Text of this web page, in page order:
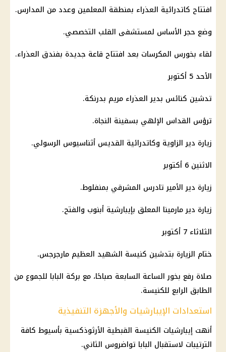
افتتاح كاتدرائية العذراء بمنطقة المعلمين وعدد من المدارس.
وضع حجر الأساس لمستشفى القلب التخصصي.
لقاء بخورس المكرسات بعد افتتاح قاعة جديدة بفندق العذراء.
الأحد 5 أكتوبر
تدشين كنائس بديرالعذراء مريم بدرنكة.
ترؤس القداس الإلهي بسفينة النجاة.
زيارة دير الزاوية وكاتدرائية القديس أثناسيوس الرسولي.
الاثنين 6 أكتوبر
زيارة دير الأمير تادرس المشرقي بمنفلوط.
زيارة دير مارمينا المعلق بإيبارشية أبنوب والفتح.
الثلاثاء 7 أكتوبر
ختام الزيارة بتدشين كنيسة الشهيد العظيم مارجرجس.
صلاة رفع بخور الساعة السابعة صباحًا، مع بركة البابا للجموع من
الطابق الرابع للكنيسة.
استعدادات الإيبارشيات والأجهزة التنفيذية
أنهت إيبارشيات الكنيسة القبطية الأرثوذكسية بأسيوط كافة
الترتيبات لاستقبال البابا تواضروس الثاني.